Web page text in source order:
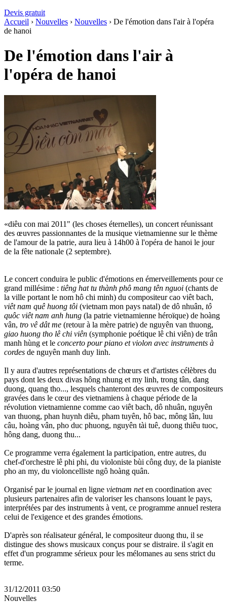
Devis gratuit
Accueil › Nouvelles › Nouvelles › De l'émotion dans l'air à l'opéra
de hanoi
De l'émotion dans l'air à
l'opéra de hanoi
«diêu con mai 2011" (les choses éternelles), un concert réunissant
des œuvres passionnantes de la musique vietnamienne sur le thème
de l'amour de la patrie, aura lieu à 14h00 à l'opéra de hanoi le jour
de la fête nationale (2 septembre).
Le concert conduira le public d'émotions en émerveillements pour ce
grand millésime : tiêng hat tu thành phô mang tên nguoi (chants de
la ville portant le nom hô chi minh) du compositeur cao viêt bach,
viêt nam quê huong tôi (vietnam mon pays natal) de dô nhuân, tô
quôc viêt nam anh hung (la patrie vietnamienne héroïque) de hoàng
vân, tro vê dât me (retour à la mère patrie) de nguyên van thuong,
giao huong tho lê chi viên (symphonie poétique lê chi viên) de trân
manh hùng et le concerto pour piano et violon avec instruments à
cordes de nguyên manh duy linh.
Il y aura d'autres représentations de chœurs et d'artistes célèbres du
pays dont les deux divas hông nhung et my linh, trong tân, dang
duong, quang tho..., lesquels chanteront des œuvres de compositeurs
gravées dans le cœur des vietnamiens à chaque période de la
révolution vietnamienne comme cao viêt bach, dô nhuân, nguyên
van thuong, phan huynh diêu, pham tuyên, hô bac, mông lân, luu
câu, hoàng vân, pho duc phuong, nguyên tài tuê, duong thiêu tuoc,
hông dang, duong thu...
Ce programme verra également la participation, entre autres, du
chef-d'orchestre lê phi phi, du violoniste bùi công duy, de la pianiste
pho an my, du violoncelliste ngô hoàng quân.
Organisé par le journal en ligne vietnam neten coordination avec
plusieurs partenaires afin de valoriser les chansons louant le pays,
interprétées par des instruments à vent, ce programme annuel restera
celui de l'exigence et des grandes émotions.
D'après son réalisateur général, le compositeur duong thu, il se
distingue des shows musicaux conçus pour se distraire. il s'agit en
effet d'un programme sérieux pour les mélomanes au sens strict du
terme.
31/12/2011 03:50
Nouvelles